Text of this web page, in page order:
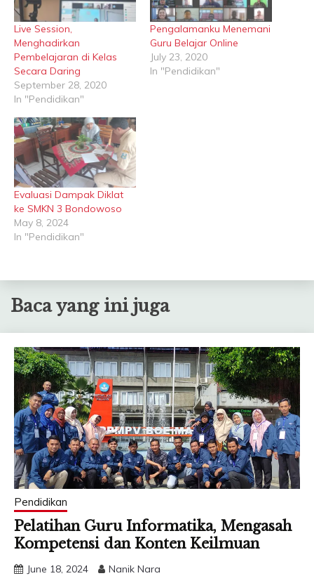
Live Session,
Menghadirkan
Pembelajaran di Kelas
Secara Daring
September 28, 2020
In "Pendidikan"
Pengalamanku Menemani
Guru Belajar Online
July 23, 2020
In "Pendidikan"
Evaluasi Dampak Diklat
ke SMKN 3 Bondowoso
May 8, 2024
In "Pendidikan"
Baca yang ini juga
Pendidikan
Pelatihan Guru Informatika, Mengasah
Kompetensi dan Konten Keilmuan
June 18, 2024 Nanik Nara